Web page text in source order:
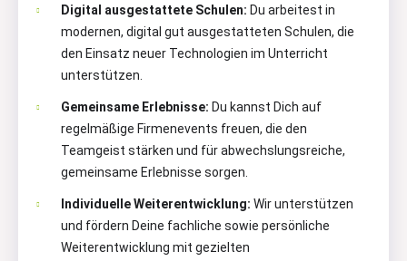
Digital ausgestattete Schulen: Du arbeitest in
modernen, digital gut ausgestatteten Schulen, die
den Einsatz neuer Technologien im Unterricht
unterstützen.
Gemeinsame Erlebnisse: Du kannst Dich auf
regelmäßige Firmenevents freuen, die den
Teamgeist stärken und für abwechslungsreiche,
gemeinsame Erlebnisse sorgen.
Individuelle Weiterentwicklung: Wir unterstützen
und fördern Deine fachliche sowie persönliche
Weiterentwicklung mit gezielten